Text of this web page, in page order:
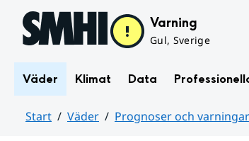
Hoppa till sidans innehåll Varning
Gul, Sverige
Väder Klimat Data
Start Väder Prognoser och varningar
varningar